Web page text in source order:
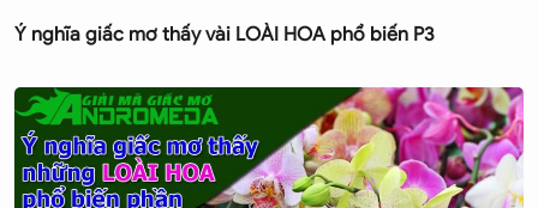
Ý nghĩa giấc mơ thấy vài LOÀI HOA phổ biến P3